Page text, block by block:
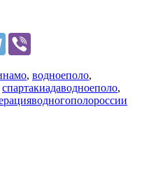
, водноеполо,
спартакиадаводноеполо,